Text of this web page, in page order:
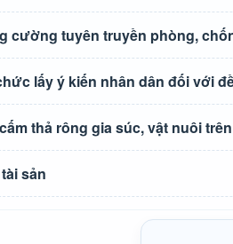
cường tuyên truyền phòng,
lấy ý kiến nhân dân đối với
thả rông gia súc, vật nuôi
sản